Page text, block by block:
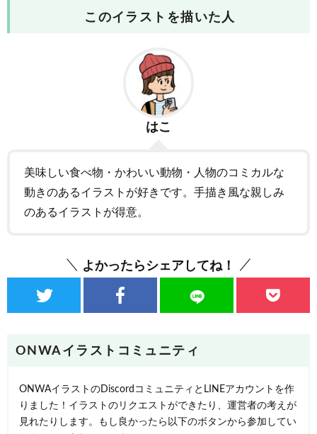
このイラストを描いた人
はこ
美味しい食べ物・かわいい動物・人物のコミカルな
動きのあるイラストが好きです。手描き風な親しみ
のあるイラストが得意。
よかったらシェアしてね！
ONWAイラストコミュニティ
ONWAイラストのDiscordコミュニティとLINEアカウントを作
りました！イラストのリクエストができたり、運営者の考えが
見れたりします。もし良かったら以下のボタンから参加してい